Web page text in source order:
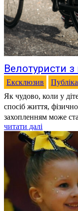
Велотуристи
Ексклюзив
Як чудово, коли у
спосіб життя,
захопленням може
читати далі